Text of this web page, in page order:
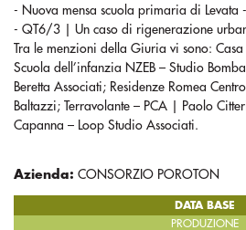
- Nuova mensa scuola primaria di Levata
- QT6/3 | Un caso di rigenerazione
Tra le menzioni della Giuria vi sono:
Scuola dell’infanzia NZEB – Studio
Beretta Associati; Residenze Romea
Baltazzi; Terravolante – PCA | Paolo
Capanna – Loop Studio Associati.
Azienda: CONSORZIO POROTON
DATA BASE
PRODUZIONE